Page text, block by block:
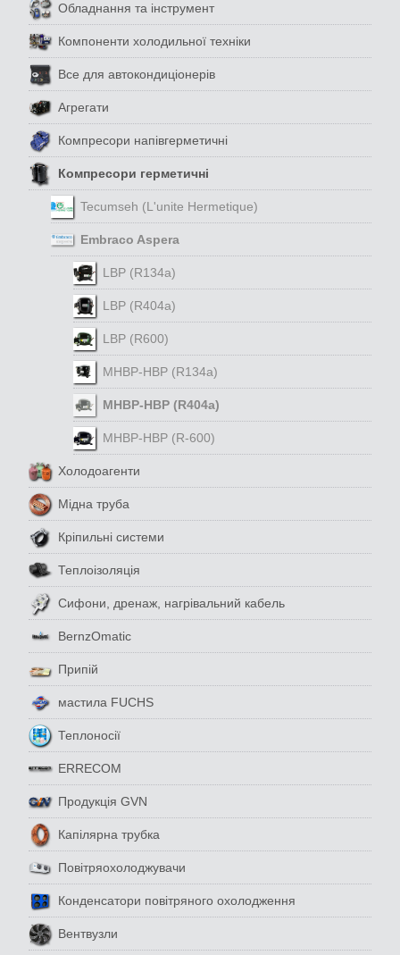
Обладнання та інструмент
Компоненти холодильної техніки
Все для автокондиціонерів
Агрегати
Компресори напівгерметичні
Компресори герметичні
Tecumseh (L'unite Hermetique)
Embraco Aspera
LBP (R134a)
LBP (R404a)
LBP (R600)
MHBP-HBP (R134a)
MHBP-HBP (R404a)
MHBP-HBP (R-600)
Холодоагенти
Мідна труба
Кріпильні системи
Теплоізоляція
Сифони, дренаж, нагрівальний кабель
BernzOmatic
Припій
мастила FUCHS
Теплоносії
ERRECOM
Продукція GVN
Капілярна трубка
Повітряохолоджувачи
Конденсатори повітряного охолодження
Вентвузли